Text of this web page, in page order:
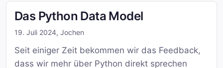
Das Python Data Model
19. Juli 2024, Jochen
Seit einiger Zeit bekommen wir das Feedback,
dass wir mehr über Python direkt sprechen